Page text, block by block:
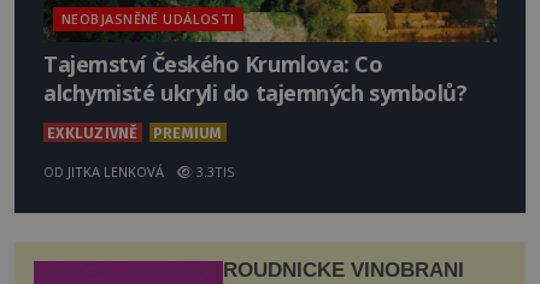
NEOBJASNĚNÉ UDÁLOSTI
Tajemství Českého Krumlova: Co
alchymisté ukryli do tajemných symbolů?
EXKLUZIVNĚ PREMIUM
OD JITKA LENKOVÁ 3.3TIS
ROUDNICKÉ VINOBRANÍ